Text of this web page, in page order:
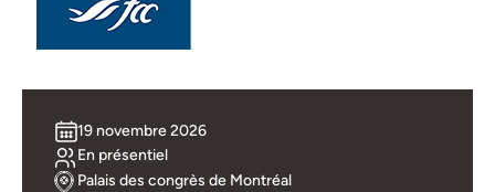
Réservez avant le 21 octobre 2026
les tarifs préférentiels. Chambres sous réserve de
jusqu'à 23 h 59 lelundi 17 novembre 2026.
19 novembre 2026
En présentiel
Palais des congrès de Montréal